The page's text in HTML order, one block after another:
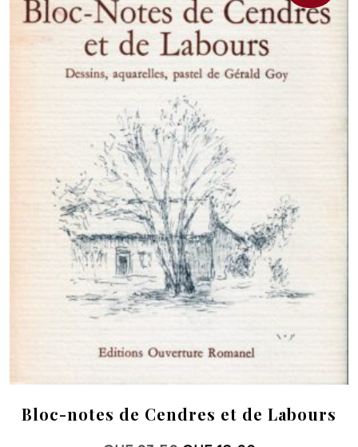
ancien
Bloc-notes de Cendres et de Labours